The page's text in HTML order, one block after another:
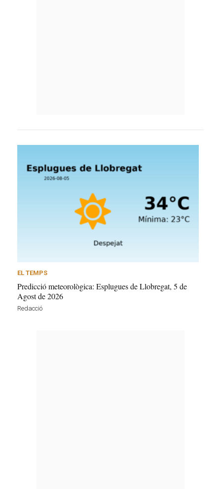
EL TEMPS
Predicció meteorològica: Esplugues de Llobregat, 5 de
Agost de 2026
Redacció